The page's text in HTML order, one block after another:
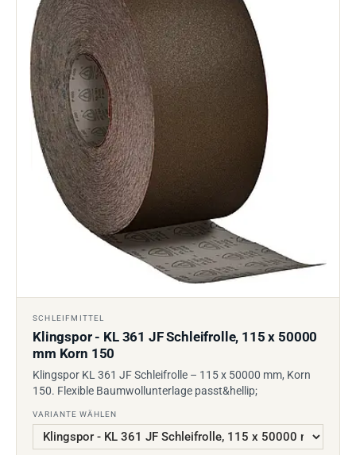
SCHLEIFMITTEL
Klingspor - KL 361 JF Schleifrolle, 115 x 50000
mm Korn 150
Klingspor KL 361 JF Schleifrolle – 115 x 50000 mm, Korn
150. Flexible Baumwollunterlage passt&hellip;
VARIANTE WÄHLEN